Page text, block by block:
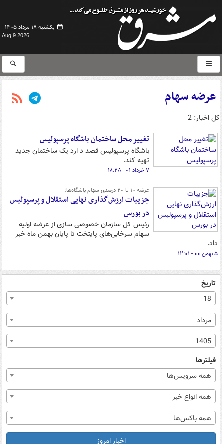
یکشنبه ۱۸ مرداد ۱۴۰۵ -
Aug 9 2026
عرضه سهام
کل اخبار: 2
تغییر محل ساختمان باشگاه پرسپولیس
باشگاه پرسپولیس قصد د ارد یک ساختمان جدید
تهیه کند.
۷ خرداد ۰۱ - ۱۸:۲۸
عرضه ۱۰ تا ۲۰ درصدی سهام باشگاه‌ها؛
جزییات ارزش‌گذاری نهایی استقلال و پرسپولیس
در بورس
رئیس کل سازمان خصوصی سازی از عرضه اولیه
سهام سرخابی‌های پایتخت تا پایان بهمن ماه خبر
داد.
۵ بهمن ۰۰ - ۱۲:۰۱
تاریخ
18
مرداد
1405
فیلترها
همه سرویس‌ها
همه انواع خبر
همه باکس‌ها
اخبار امروز